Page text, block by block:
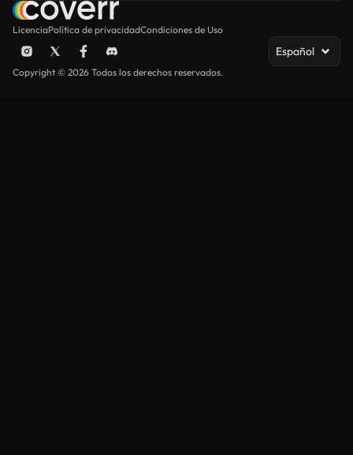
LicenciaPolítica de privacidadCondiciones de Uso
Español
Copyright © 2026 Todos los derechos reservados.